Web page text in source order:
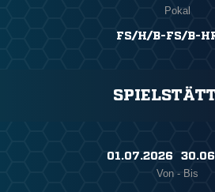
Pokal
FS/H/B-FS/B-
01.07.2026
Von - Bis